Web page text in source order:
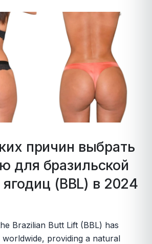
причин выбрать
для бразильской
(BBL) в 2024
Brazilian Butt Lift (BBL) has
providing a natural